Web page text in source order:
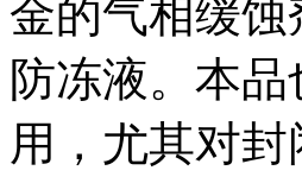
金的气相缓
防冻液。本
用，尤其对